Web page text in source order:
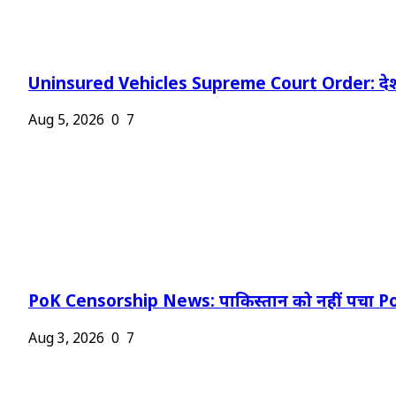
Uninsured Vehicles Supreme Court Order:
Aug 5, 2026 0 7
PoK Censorship News: पाकिस्तान को नहीं पचा
Aug 3, 2026 0 7